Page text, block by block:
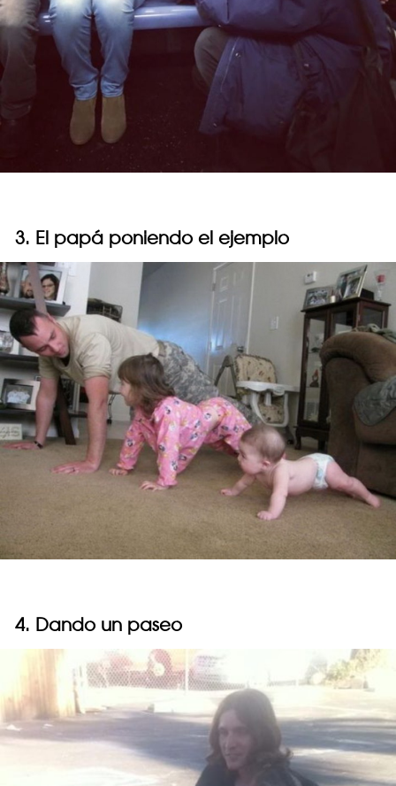
3. El papá poniendo el ejemplo
4. Dando un paseo